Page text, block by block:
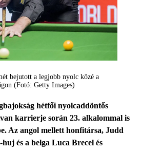
bejutott a legjobb nyolc közé a
(Fotó: Getty Images)
hétfői nyolcaddöntős
karrierje során 23. alkalommal is
Az angol mellett honfitársa, Judd
és a belga Luca Brecel és